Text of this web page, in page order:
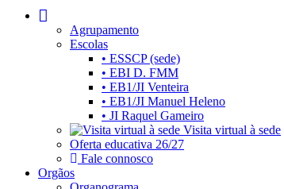
Agrupamento
Escolas
• ESSCP (sede)
• EBI D. FMM
• EB1/JI Venteira
• EB1/JI Manuel Heleno
• JI Raquel Gameiro
Visita virtual à sede
Oferta educativa 26/27
Fale connosco
Orgãos